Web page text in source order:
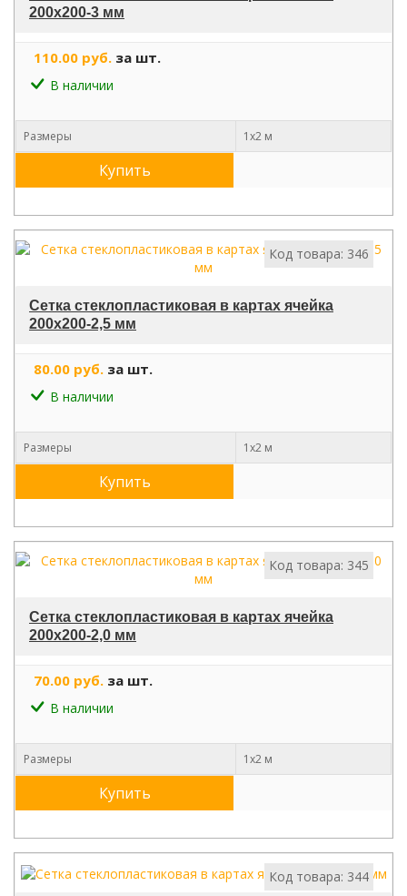
200х200-3 мм
110.00 руб. за шт.
В наличии
Размеры 1х2 м
Купить
Код товара: 346
Сетка стеклопластиковая в картах ячейка
200х200-2,5 мм
80.00 руб. за шт.
В наличии
Размеры 1х2 м
Купить
Код товара: 345
Сетка стеклопластиковая в картах ячейка
200х200-2,0 мм
70.00 руб. за шт.
В наличии
Размеры 1х2 м
Купить
Код товара: 344